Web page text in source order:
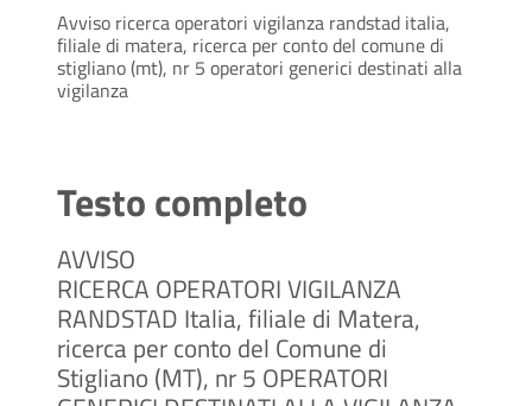
Avviso ricerca operatori vigilanza randstad italia,
filiale di matera, ricerca per conto del comune di
stigliano (mt), nr 5 operatori generici destinati alla
vigilanza
Testo completo
AVVISO
RICERCA OPERATORI VIGILANZA
RANDSTAD Italia, filiale di Matera,
ricerca per conto del Comune di
Stigliano (MT), nr 5 OPERATORI